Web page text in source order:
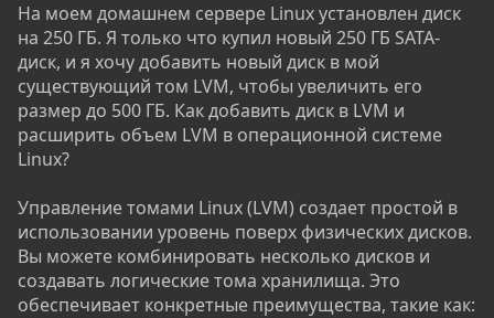
На моем домашнем сервере Linux установлен диск
на 250 ГБ. Я только что купил новый 250 ГБ SATA-
диск, и я хочу добавить новый диск в мой
существующий том LVM, чтобы увеличить его
размер до 500 ГБ. Как добавить диск в LVM и
расширить объем LVM в операционной системе
Linux?
Управление томами Linux (LVM) создает простой в
использовании уровень поверх физических дисков.
Вы можете комбинировать несколько дисков и
создавать логические тома хранилища. Это
обеспечивает конкретные преимущества, такие как: